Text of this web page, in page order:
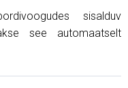
sisalduv
see automaatselt